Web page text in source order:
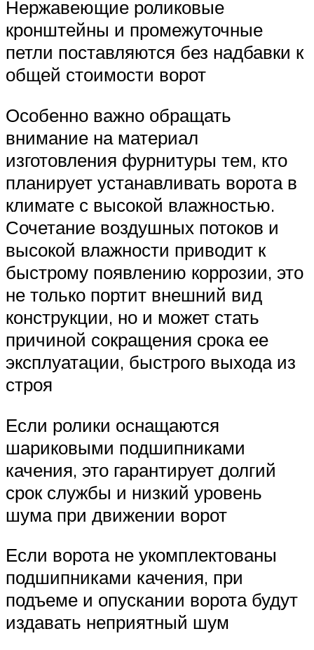
Нержавеющие роликовые
кронштейны и промежуточные
петли поставляются без надбавки к
общей стоимости ворот
Особенно важно обращать
внимание на материал
изготовления фурнитуры тем, кто
планирует устанавливать ворота в
климате с высокой влажностью.
Сочетание воздушных потоков и
высокой влажности приводит к
быстрому появлению коррозии, это
не только портит внешний вид
конструкции, но и может стать
причиной сокращения срока ее
эксплуатации, быстрого выхода из
строя
Если ролики оснащаются
шариковыми подшипниками
качения, это гарантирует долгий
срок службы и низкий уровень
шума при движении ворот
Если ворота не укомплектованы
подшипниками качения, при
подъеме и опускании ворота будут
издавать неприятный шум